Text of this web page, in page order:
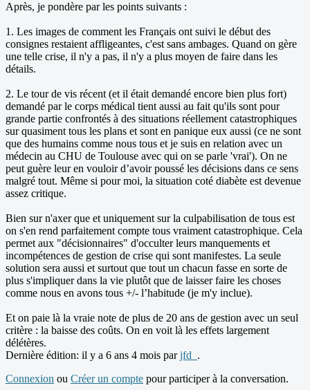
Après, je pondère par les points suivants :
1. Les images de comment les Français ont suivi le début des
consignes restaient affligeantes, c'est sans ambages. Quand on gère
une telle crise, il n'y a pas, il n'y a plus moyen de faire dans les
détails.
2. Le tour de vis récent (et il était demandé encore bien plus fort)
demandé par le corps médical tient aussi au fait qu'ils sont pour
grande partie confrontés à des situations réellement catastrophiques
sur quasiment tous les plans et sont en panique eux aussi (ce ne sont
que des humains comme nous tous et je suis en relation avec un
médecin au CHU de Toulouse avec qui on se parle 'vrai'). On ne
peut guère leur en vouloir d’avoir poussé les décisions dans ce sens
malgré tout. Même si pour moi, la situation coté diabète est devenue
assez critique.
Bien sur n'axer que et uniquement sur la culpabilisation de tous est
on s'en rend parfaitement compte tous vraiment catastrophique. Cela
permet aux "décisionnaires" d'occulter leurs manquements et
incompétences de gestion de crise qui sont manifestes. La seule
solution sera aussi et surtout que tout un chacun fasse en sorte de
plus s'impliquer dans la vie plutôt que de laisser faire les choses
comme nous en avons tous +/- l’habitude (je m'y inclue).
Et on paie là la vraie note de plus de 20 ans de gestion avec un seul
critère : la baisse des coûts. On en voit là les effets largement
délétères.
Dernière édition: il y a 6 ans 4 mois parjfd_ .
Connexion ou Créer un compte pour participer à la conversation.